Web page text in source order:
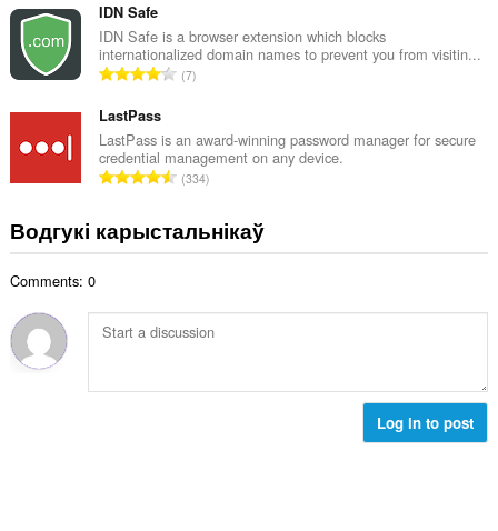
:н
а
к
:
IDN Safe
IDN Safe is a browser extension which blocks
internationalized domain names to prevent you from visitin...
А
н
а
к
ў
:
7
LastPass
LastPass is an award-winning password manager for secure
credential management on any device.
А
н
а
ў
334
Водгукі карыстальнікаў
Comments: 0
Log in to post